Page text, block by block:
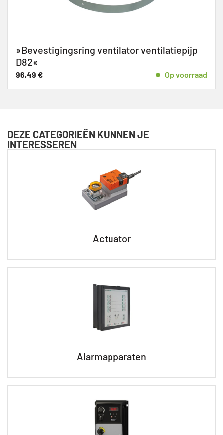
Op voorraad
»Bevestigingsring ventilator
DEZE CATEGORIEËN KUNNEN JE
INTERESSEREN
Actuator
Alarmapparaten